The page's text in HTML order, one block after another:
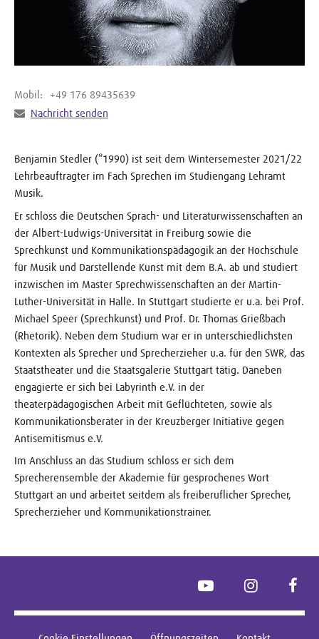
Mobil:
+49 176 89435639
Nachricht senden
Benjamin Stedler (*1990) ist seit dem Wintersemester 2021/22
Lehrbeauftragter im Fach Sprechen im Studiengang Lehramt
Musik.
Er schloss die Deutschen Sprach- und Literaturwissenschaften an
der Albert-Ludwigs-Universität in Freiburg sowie die
Sprechkunst und Kommunikationspädagogik an der Hochschule
für Musik und Darstellende Kunst mit dem B.A. ab und studiert
inzwischen im Master Sprechwissenschaften an der Martin-
Luther-Universität in Halle. In Stuttgart studierte er u.a. bei Prof.
Michael Speer (Sprechkunst) und Prof. Dr. Thomas Grießbach
(Rhetorik). Neben dem Studium war er in unterschiedlichsten
Kontexten als Sprecher und Sprecherzieher u.a. für den SWR, das
Staatstheater und die Staatsgalerie Stuttgart tätig. Daneben
engagierte er sich bei Labyrinth e.V. in der
theaterpädagogischen Arbeit mit Geflüchteten, sowie als
Kommunikationsberater in der Kreuzberger Initiative gegen
Antisemitismus e.V.
Im Anschluss an das Studium schloss er sich dem
Sprecherensemble der Akademie für gesprochenes Wort
Stuttgart an und arbeitet seitdem als freiberuflicher Sprecher,
Sprecherzieher und Kommunikationstrainer.
YouTube Instagram